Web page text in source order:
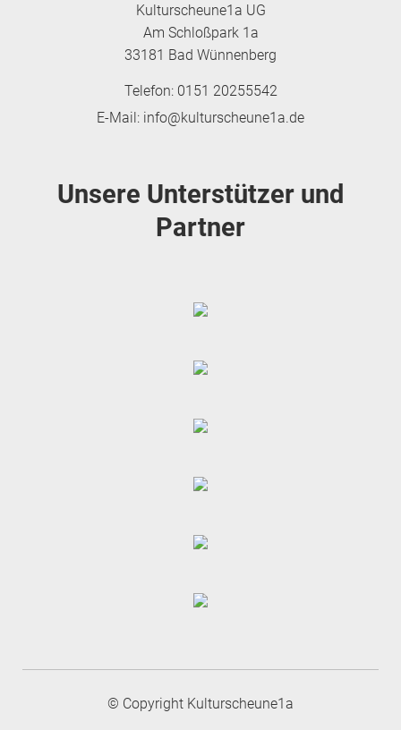
Kulturscheune1a UG
Am Schloßpark 1a
33181 Bad Wünnenberg
Telefon: 0151 20255542
E-Mail: info@kulturscheune1a.de
Unsere Unterstützer und
Partner
© Copyright Kulturscheune1a